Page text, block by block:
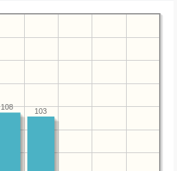
103
108